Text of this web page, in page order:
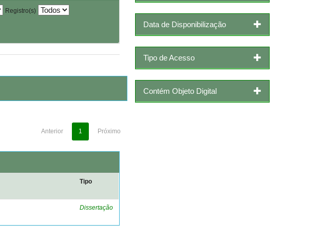
Registro(s)
Anterior 1 Próximo
Tipo
Dissertação
Data de Disponibilização
Tipo de Acesso
Contém Objeto Digital